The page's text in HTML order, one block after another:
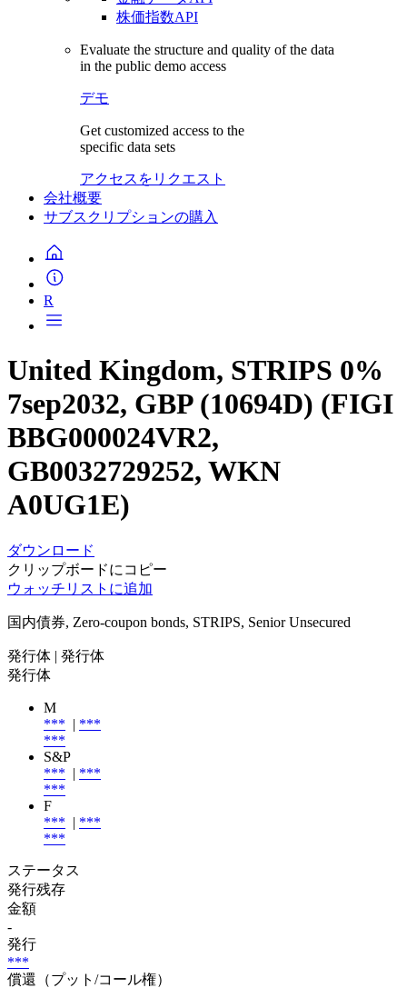
株価指数API
Evaluate the structure and quality of the data
in the public demo access
デモ
Get customized access to the
specific data sets
アクセスをリクエスト
会社概要
サブスクリプションの購入
R
United Kingdom, STRIPS 0%
7sep2032, GBP (10694D) (FIGI
BBG000024VR2,
GB0032729252, WKN
A0UG1E)
ダウンロード
クリップボードにコピー
ウォッチリストに追加
国内債券, Zero-coupon bonds, STRIPS, Senior Unsecured
発行体 | 発行体
発行体
M
*** | ***
***
S&P
*** | ***
***
F
*** | ***
***
ステータス
発行残存
金額
-
発行
***
償還（プット/コール権）